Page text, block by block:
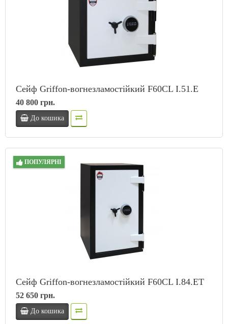
Сейф Griffon-вогнезламостійкий F60CL I.51.E
40 800 грн.
До кошика
ПОПУЛЯРНІ
Сейф Griffon-вогнезламостійкий F60CL I.84.ET
52 650 грн.
До кошика